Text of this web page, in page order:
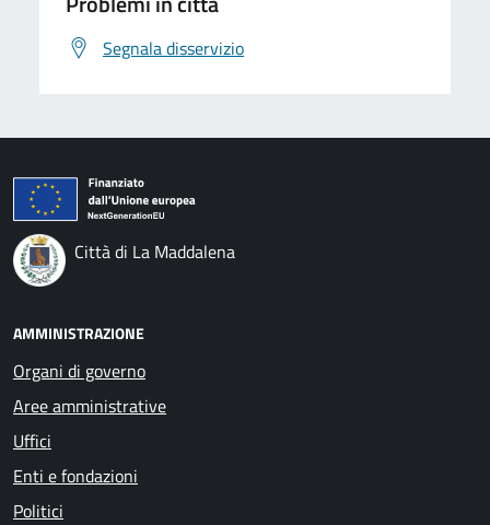
Segnala disservizio
Città di La Maddalena
AMMINISTRAZIONE
Organi di governo
Aree amministrative
Uffici
Enti e fondazioni
Politici